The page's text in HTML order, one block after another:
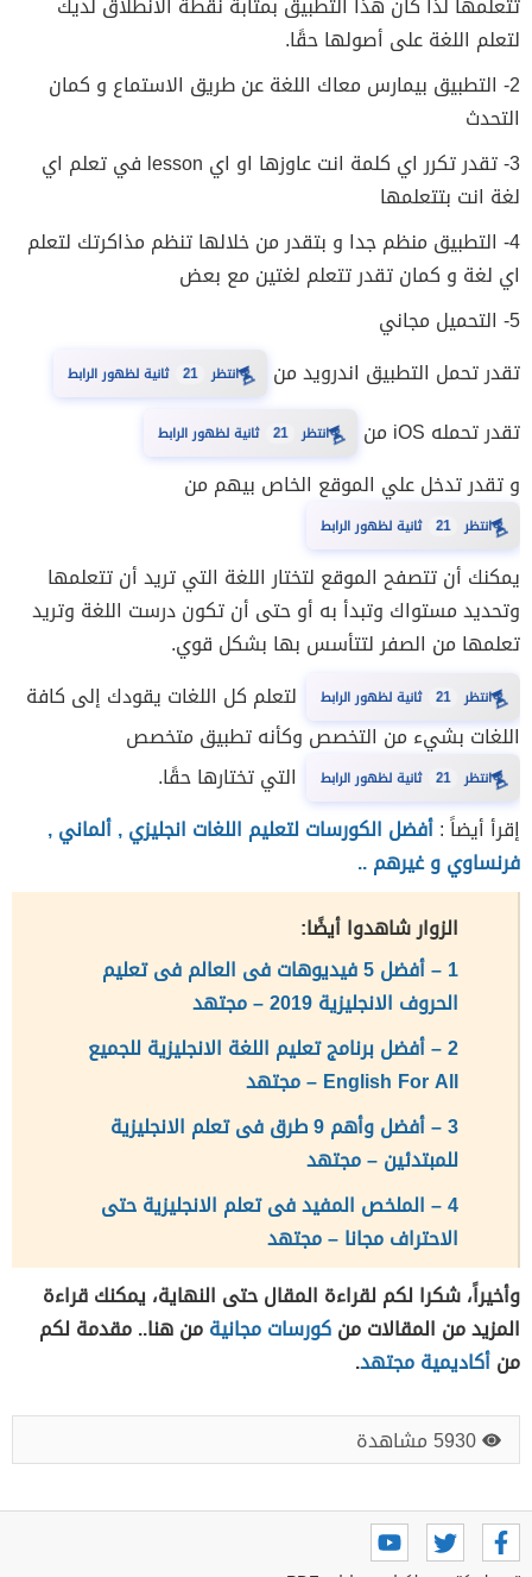
لتعلم اللغة على أصولها حقًا.
2- التطبيق بيمارس معاك اللغة عن طريق الاستماع و كمان
التحدث
3- تقدر تكرر اي كلمة انت عاوزها او اي lesson في تعلم اي
لغة انت بتتعلمها
4- التطبيق منظم جدا و بتقدر من خلالها تنظم مذاكرتك لتعلم
اي لغة و كمان تقدر تتعلم لغتين مع بعض
5- التحميل مجاني
تقدر تحمل التطبيق اندرويد من ⏳انتظر 21 ثانية لظهور الرابط
تقدر تحمله iOS من ⏳انتظر 21 ثانية لظهور الرابط
و تقدر تدخل علي الموقع الخاص بيهم من
⏳انتظر 21 ثانية لظهور الرابط
يمكنك أن تتصفح الموقع لتختار اللغة التي تريد أن تتعلمها
وتحديد مستواك وتبدأ به أو حتى أن تكون درست اللغة وتريد
تعلمها من الصفر لتتأسس بها بشكل قوي.
⏳انتظر 21 ثانية لظهور الرابط
لتعلم كل اللغات يقودك إلى كافة
اللغات بشيء من التخصص وكأنه تطبيق متخصص
⏳انتظر 21 ثانية لظهور الرابط
التي تختارها حقًا.
إقرأ أيضاً :أفضل الكورسات لتعليم اللغات انجليزي , ألماني ,
فرنساوي و غيرهم ..
الزوار شاهدوا أيضًا:
1 – أفضل 5 فيديوهات فى العالم فى تعليم
الحروف الانجليزية 2019 – مجتهد
2 – أفضل برنامج تعليم اللغة الانجليزية للجميع
English For All – مجتهد
3 – أفضل وأهم 9 طرق فى تعلم الانجليزية
للمبتدئين – مجتهد
4 – الملخص المفيد فى تعلم الانجليزية حتى
الاحتراف مجانا – مجتهد
وأخيراً، شكرا لكم لقراءة المقال حتى النهاية، يمكنك قراءة
المزيد من المقالات منكورسات مجانيةمن هنا.. مقدمة لكم
منأكاديمية مجتهد.
5930 مشاهدة